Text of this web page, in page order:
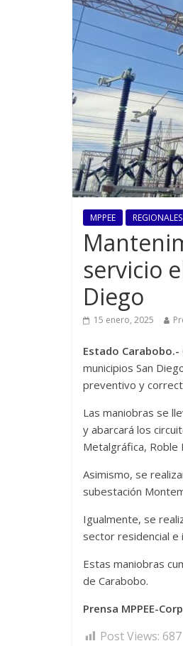
MPPEE REGIONALES
servicio
Diego
15 enero, 2025
Estado Carabobo.-
municipios San
preventivo y
Las maniobras se
y abarcará los
Metalgráfica, Roble
Asimismo, se
subestación
Igualmente, se
sector residencial e
Estas maniobras
de Carabobo.
Prensa MPPEE-
Post Views: 687